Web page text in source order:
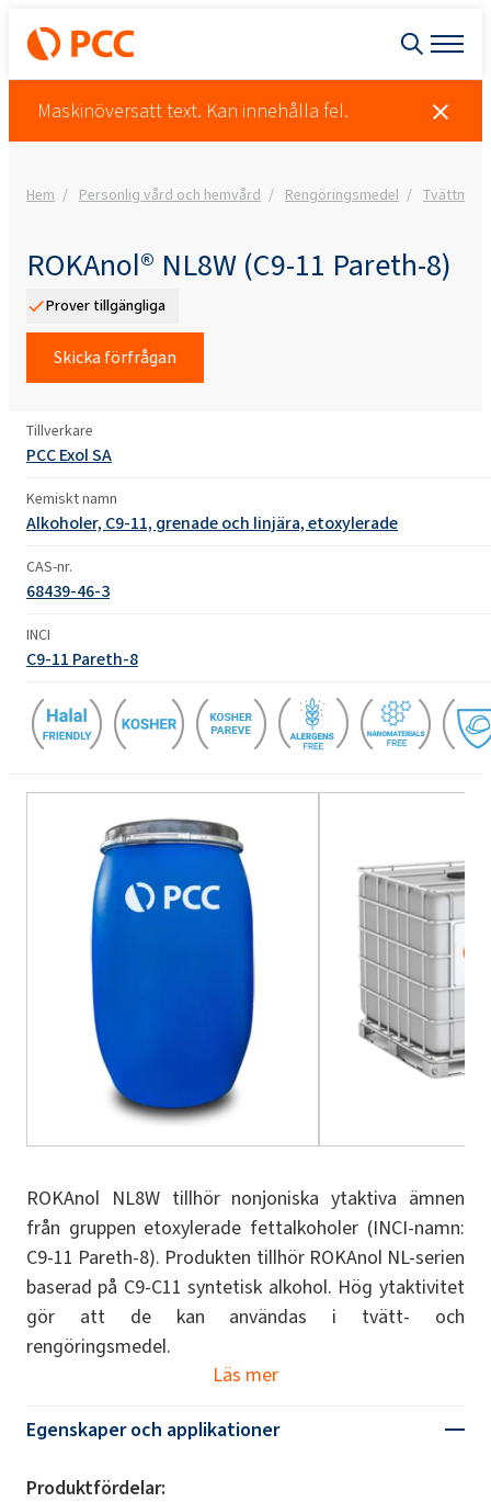
Maskinöversatt text. Kan innehålla fel.
Hem Personlig vård och hemvård Rengöringsmedel
ROKAnol® NL8W (C9-11 Pareth-8)
Prover tillgängliga
Skicka förfrågan
Tillverkare
PCC Exol SA
Kemiskt namn
Alkoholer, C9-11, grenade och linjära, etoxylerade
CAS-nr.
68439-46-3
INCI
C9-11 Pareth-8
ROKAnol NL8W tillhör nonjoniska ytaktiva ämnen
från gruppen etoxylerade fettalkoholer (INCI-namn:
C9-11 Pareth-8). Produkten tillhör ROKAnol NL-serien
baserad på C9-C11 syntetisk alkohol. Hög ytaktivitet
gör att de kan användas i tvätt- och
rengöringsmedel.
Läs mer
Egenskaper och applikationer
Produktfördelar: